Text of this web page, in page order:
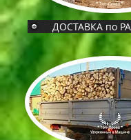
ДОСТАВКА по